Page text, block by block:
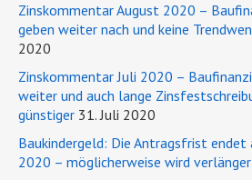
Zinskommentar August 2020 –
geben weiter nach und keine
2020
Zinskommentar Juli 2020 –
weiter und auch lange
günstiger 31. Juli 2020
Baukindergeld: Die Antragsfrist endet
2020 – möglicherweise wird